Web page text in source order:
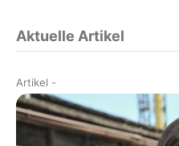
Aktuelle Artikel
Artikel -